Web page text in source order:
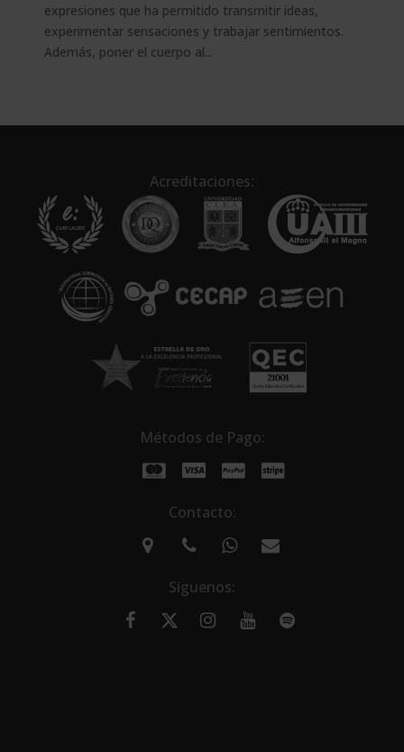
expresiones que ha permitido transmitir ideas,
experimentar sensaciones y trabajar sentimientos.
Además, poner el cuerpo al...
Acreditaciones:
Métodos de Pago:
Contacto:
Síguenos: